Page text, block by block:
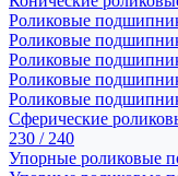
Роликовые
Роликовые
Роликовые
Роликовые
Роликовые
Сферические
230 / 240
Упорные роликовые